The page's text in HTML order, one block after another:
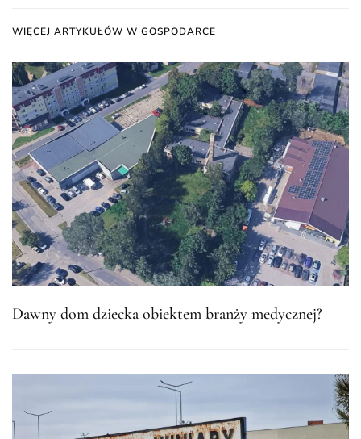
WIĘCEJ ARTYKUŁÓW W GOSPODARCE
Dawny dom dziecka obiektem branży medycznej?